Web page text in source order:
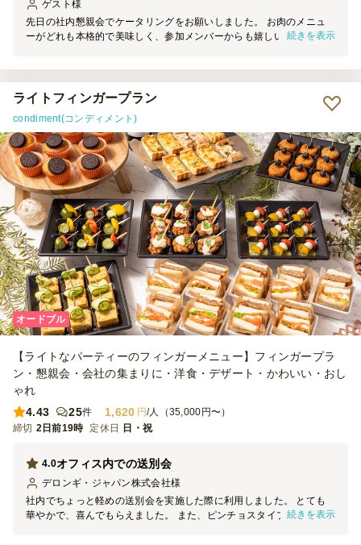
ゲスト 様
先日の社内懇親会でケータリングをお願いしました。 お肉のメニュ
ーがどれも本格的で美味しく、参加メンバーからも嬉しい声がたくさ
続きを表示
ライトフィンガープラン
condiment(コンディメント)
オードブル
【ライトなパーティーのフィンガーメニュー】フィンガープラ
ン・懇親会・会社の集まりに・洋食・デザート・かわいい・おし
ゃれ
4.43
25件 1,620 円/人（35,000円〜）
締切 2日前19時 定休日 日・祝
オフィス内での送別会
4.0
デロンギ・ジャパン株式会社様
社内でちょっと軽めの送別会を実施した際に利用しました。 とても
華やかで、喜んでもらえました。 また、ピンチョスタイプだとお皿
続きを表示